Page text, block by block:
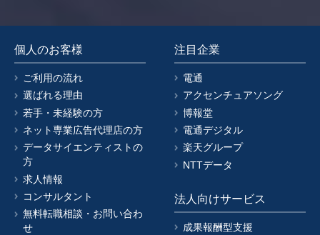
個人のお客様
ご利用の流れ
選ばれる理由
若手・未経験の方
ネット専業広告代理店の方
データサイエンティストの
方
求人情報
コンサルタント
無料転職相談・お問い合わ
せ
注目企業
電通
アクセンチュアソング
博報堂
電通デジタル
楽天グループ
NTTデータ
法人向けサービス
成果報酬型支援